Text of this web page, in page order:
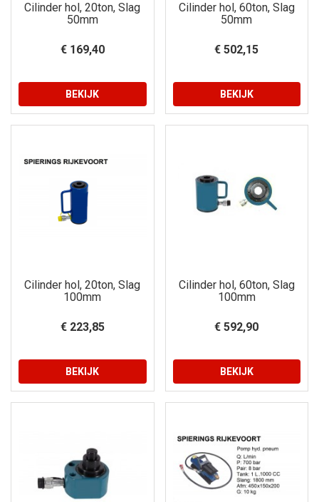
Cilinder hol, 20ton, Slag
50mm
€ 169,40
BEKIJK
Cilinder hol, 60ton, Slag
50mm
€ 502,15
BEKIJK
Cilinder hol, 20ton, Slag
100mm
€ 223,85
BEKIJK
Cilinder hol, 60ton, Slag
100mm
€ 592,90
BEKIJK